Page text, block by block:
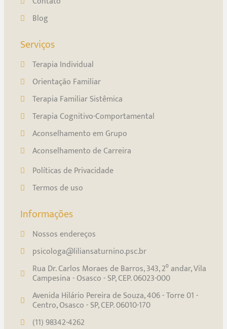
Blog
Serviços
Terapia Individual
Orientação Familiar
Terapia Familiar Sistêmica
Terapia Cognitivo-Comportamental
Aconselhamento em Grupo
Aconselhamento de Carreira
Políticas de Privacidade
Termos de uso
Informações
Nossos endereços
psicologa@liliansaturnino.psc.br
Rua Dr. Carlos Moraes de Barros, 343, 2⁰ andar, Vila
Campesina - Osasco - SP, CEP. 06023-000
Avenida Hilário Pereira de Souza, 406 - Torre 01 -
Centro, Osasco - SP, CEP. 06010-170
(11) 98342-4262